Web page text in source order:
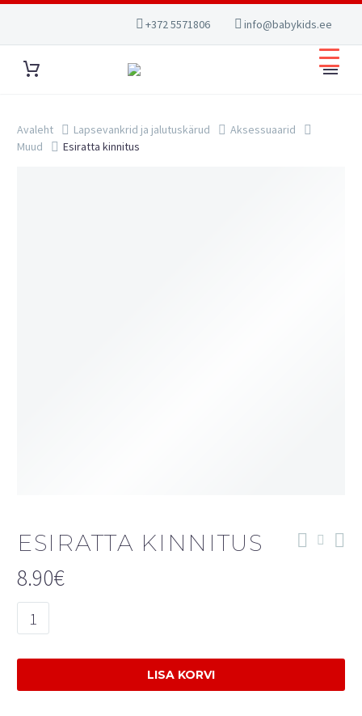
+372 5571806 info@babykids.ee
Avaleht Lapsevankrid ja jalutuskärud
Aksessuaarid
Muud
Esiratta kinnitus
ESIRATTA KINNITUS
8.90€
Esiratta
kinnitus
LISA KORVI